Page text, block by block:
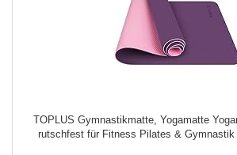
TOPLUS Gymnastikmatte, Yogamatte
rutschfest für Fitness Pilates & Gymnastik